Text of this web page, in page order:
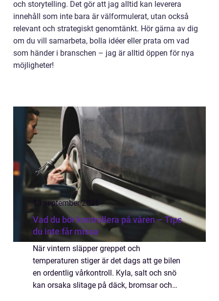
och storytelling. Det gör att jag alltid kan leverera
innehåll som inte bara är välformulerat, utan också
relevant och strategiskt genomtänkt. Hör gärna av dig
om du vill samarbeta, bolla idéer eller prata om vad
som händer i branschen – jag är alltid öppen för nya
möjligheter!
13 september 2025
Vad du bör kontrollera på våren – Tips
du inte får missa
När vintern släpper greppet och
temperaturen stiger är det dags att ge bilen
en ordentlig vårkontroll. Kyla, salt och snö
kan orsaka slitage på däck, bromsar och